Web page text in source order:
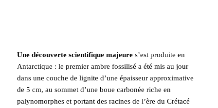
Une découverte scientifique majeure s’est produite en
Antarctique : le premier ambre fossilisé a été mis au jour
dans une couche de lignite d’une épaisseur approximative
de 5 cm, au sommet d’une boue carbonée riche en
palynomorphes et portant des racines de l’ère du Crétacé